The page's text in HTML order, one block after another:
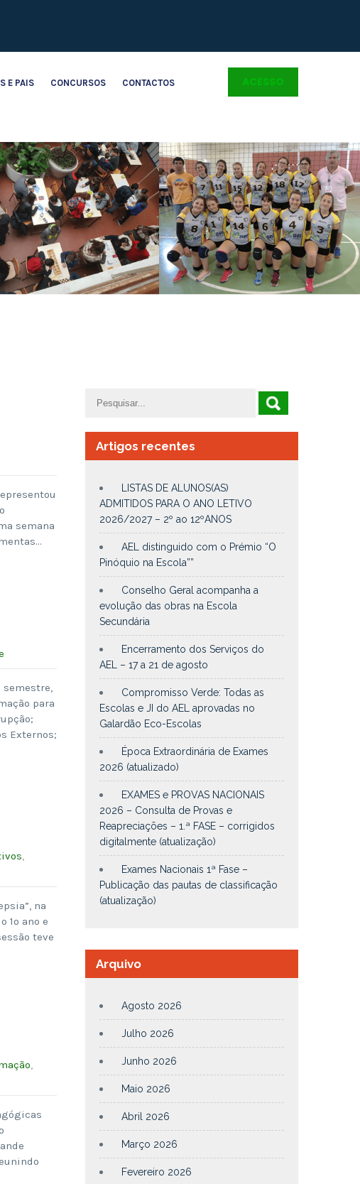
E PAIS CONCURSOS CONTACTOS ACESSO
semana
semestre,
para
Externos;
,
na
1º ano e
teve
,
Artigos recentes
LISTAS DE ALUNOS(AS)
ADMITIDOS PARA O ANO LETIVO
2026/2027 – 2º ao 12ºANOS
AEL distinguido com o Prémio “O
Pinóquio na Escola””
Conselho Geral acompanha a
evolução das obras na Escola
Secundária
Encerramento dos Serviços do
AEL – 17 a 21 de agosto
Compromisso Verde: Todas as
Escolas e JI do AEL aprovadas no
Galardão Eco-Escolas
Época Extraordinária de Exames
2026 (atualizado)
EXAMES e PROVAS NACIONAIS
2026 – Consulta de Provas e
Reapreciações – 1.ª FASE – corrigidos
digitalmente (atualização)
Exames Nacionais 1ª Fase –
Publicação das pautas de classificação
(atualização)
Arquivo
Agosto 2026
Julho 2026
Junho 2026
Maio 2026
Abril 2026
Março 2026
Fevereiro 2026